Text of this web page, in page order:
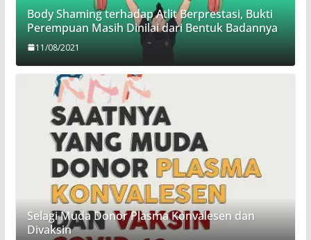
Body Shaming terhadap Atlit Berprestasi, Bukti
Perempuan Masih Dinilai dari Bentuk Badannya
11/08/2021
Selagi Muda Donor Plasma Konvalesen dan
Divaksin